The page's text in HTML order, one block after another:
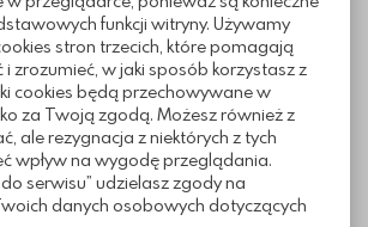
funkcji witryny. Używamy
stron trzecich, które pomagają
zrozumieć, w jaki sposób korzystasz z
cookies będą przechowywane w
za Twoją zgodą. Możesz również z
ale rezygnacja z niektórych z tych
wpływ na wygodę przeglądania.
serwisu” udzielasz zgody na
danych osobowych dotyczących
z wykorzystaniem Aprilia